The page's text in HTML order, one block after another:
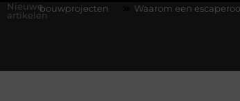
Nieuwe
artikelen
Waarom een escaperoom de ideale